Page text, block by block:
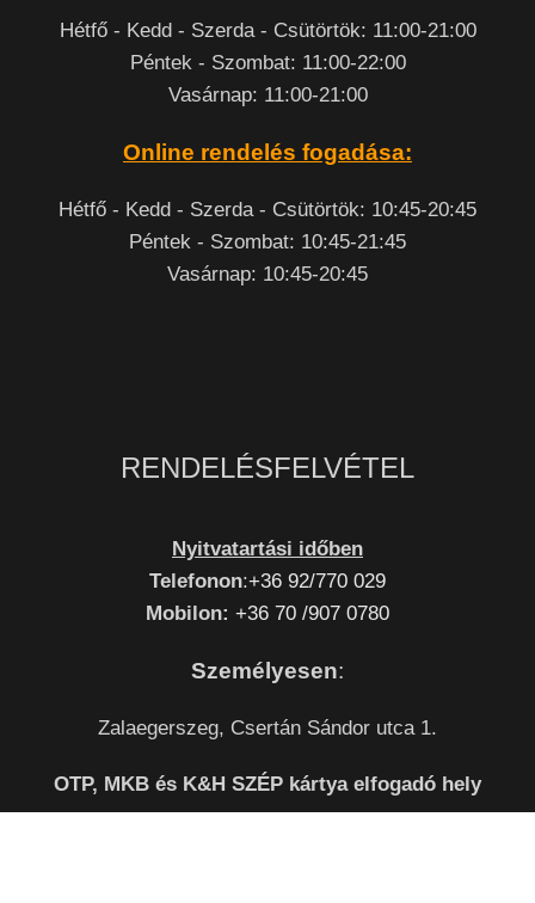
Hétfő - Kedd - Szerda - Csütörtök: 11:00-21:00
Péntek - Szombat: 11:00-22:00
Vasárnap: 11:00-21:00
Online rendelés fogadása:
Hétfő - Kedd - Szerda - Csütörtök: 10:45-20:45
Péntek - Szombat: 10:45-21:45
Vasárnap: 10:45-20:45
RENDELÉSFELVÉTEL
Nyitvatartási időben
Telefonon:+36 92/770 029
Mobilon: +36 70 /907 0780
Személyesen:
Zalaegerszeg, Csertán Sándor utca 1.
OTP, MKB és K&H SZÉP kártya elfogadó hely